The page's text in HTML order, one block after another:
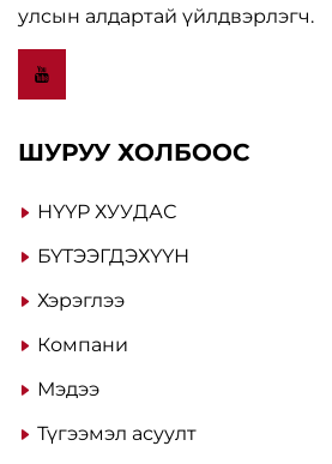
улсын алдартай үйлдвэрлэгч.
ШУРУУ ХОЛБООС
НҮҮР ХУУДАС
БҮТЭЭГДЭХҮҮН
Хэрэглээ
Компани
Мэдээ
Түгээмэл асуулт